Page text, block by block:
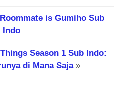
is Gumiho Sub
Indo
Season 1 Sub Indo:
di Mana Saja»